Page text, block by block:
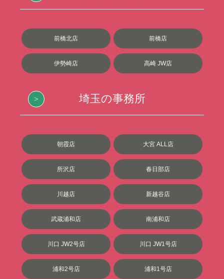
前橋北店 前橋店
伊勢崎店 高崎 JW店
埼玉の事務所
朝霞店 大宮 ALL店
所沢店 春日部店
川越店 新越谷店
武蔵浦和店 南浦和店
川口 JW2号店 川口 JW1号店
浦和2号店 浦和1号店